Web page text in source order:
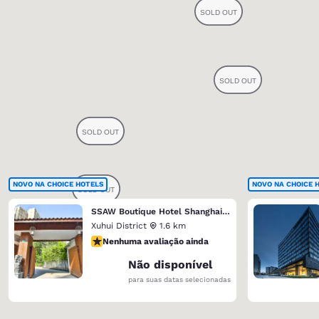
NOVO NA CHOICE HOTELS
SSAW Boutique Hotel Shanghai Yilin
Xuhui District
1.6 km
Nenhuma avaliação ainda
Nenhuma avaliação ainda
Não disponível
para suas datas selecionadas
NOVO NA CHOICE